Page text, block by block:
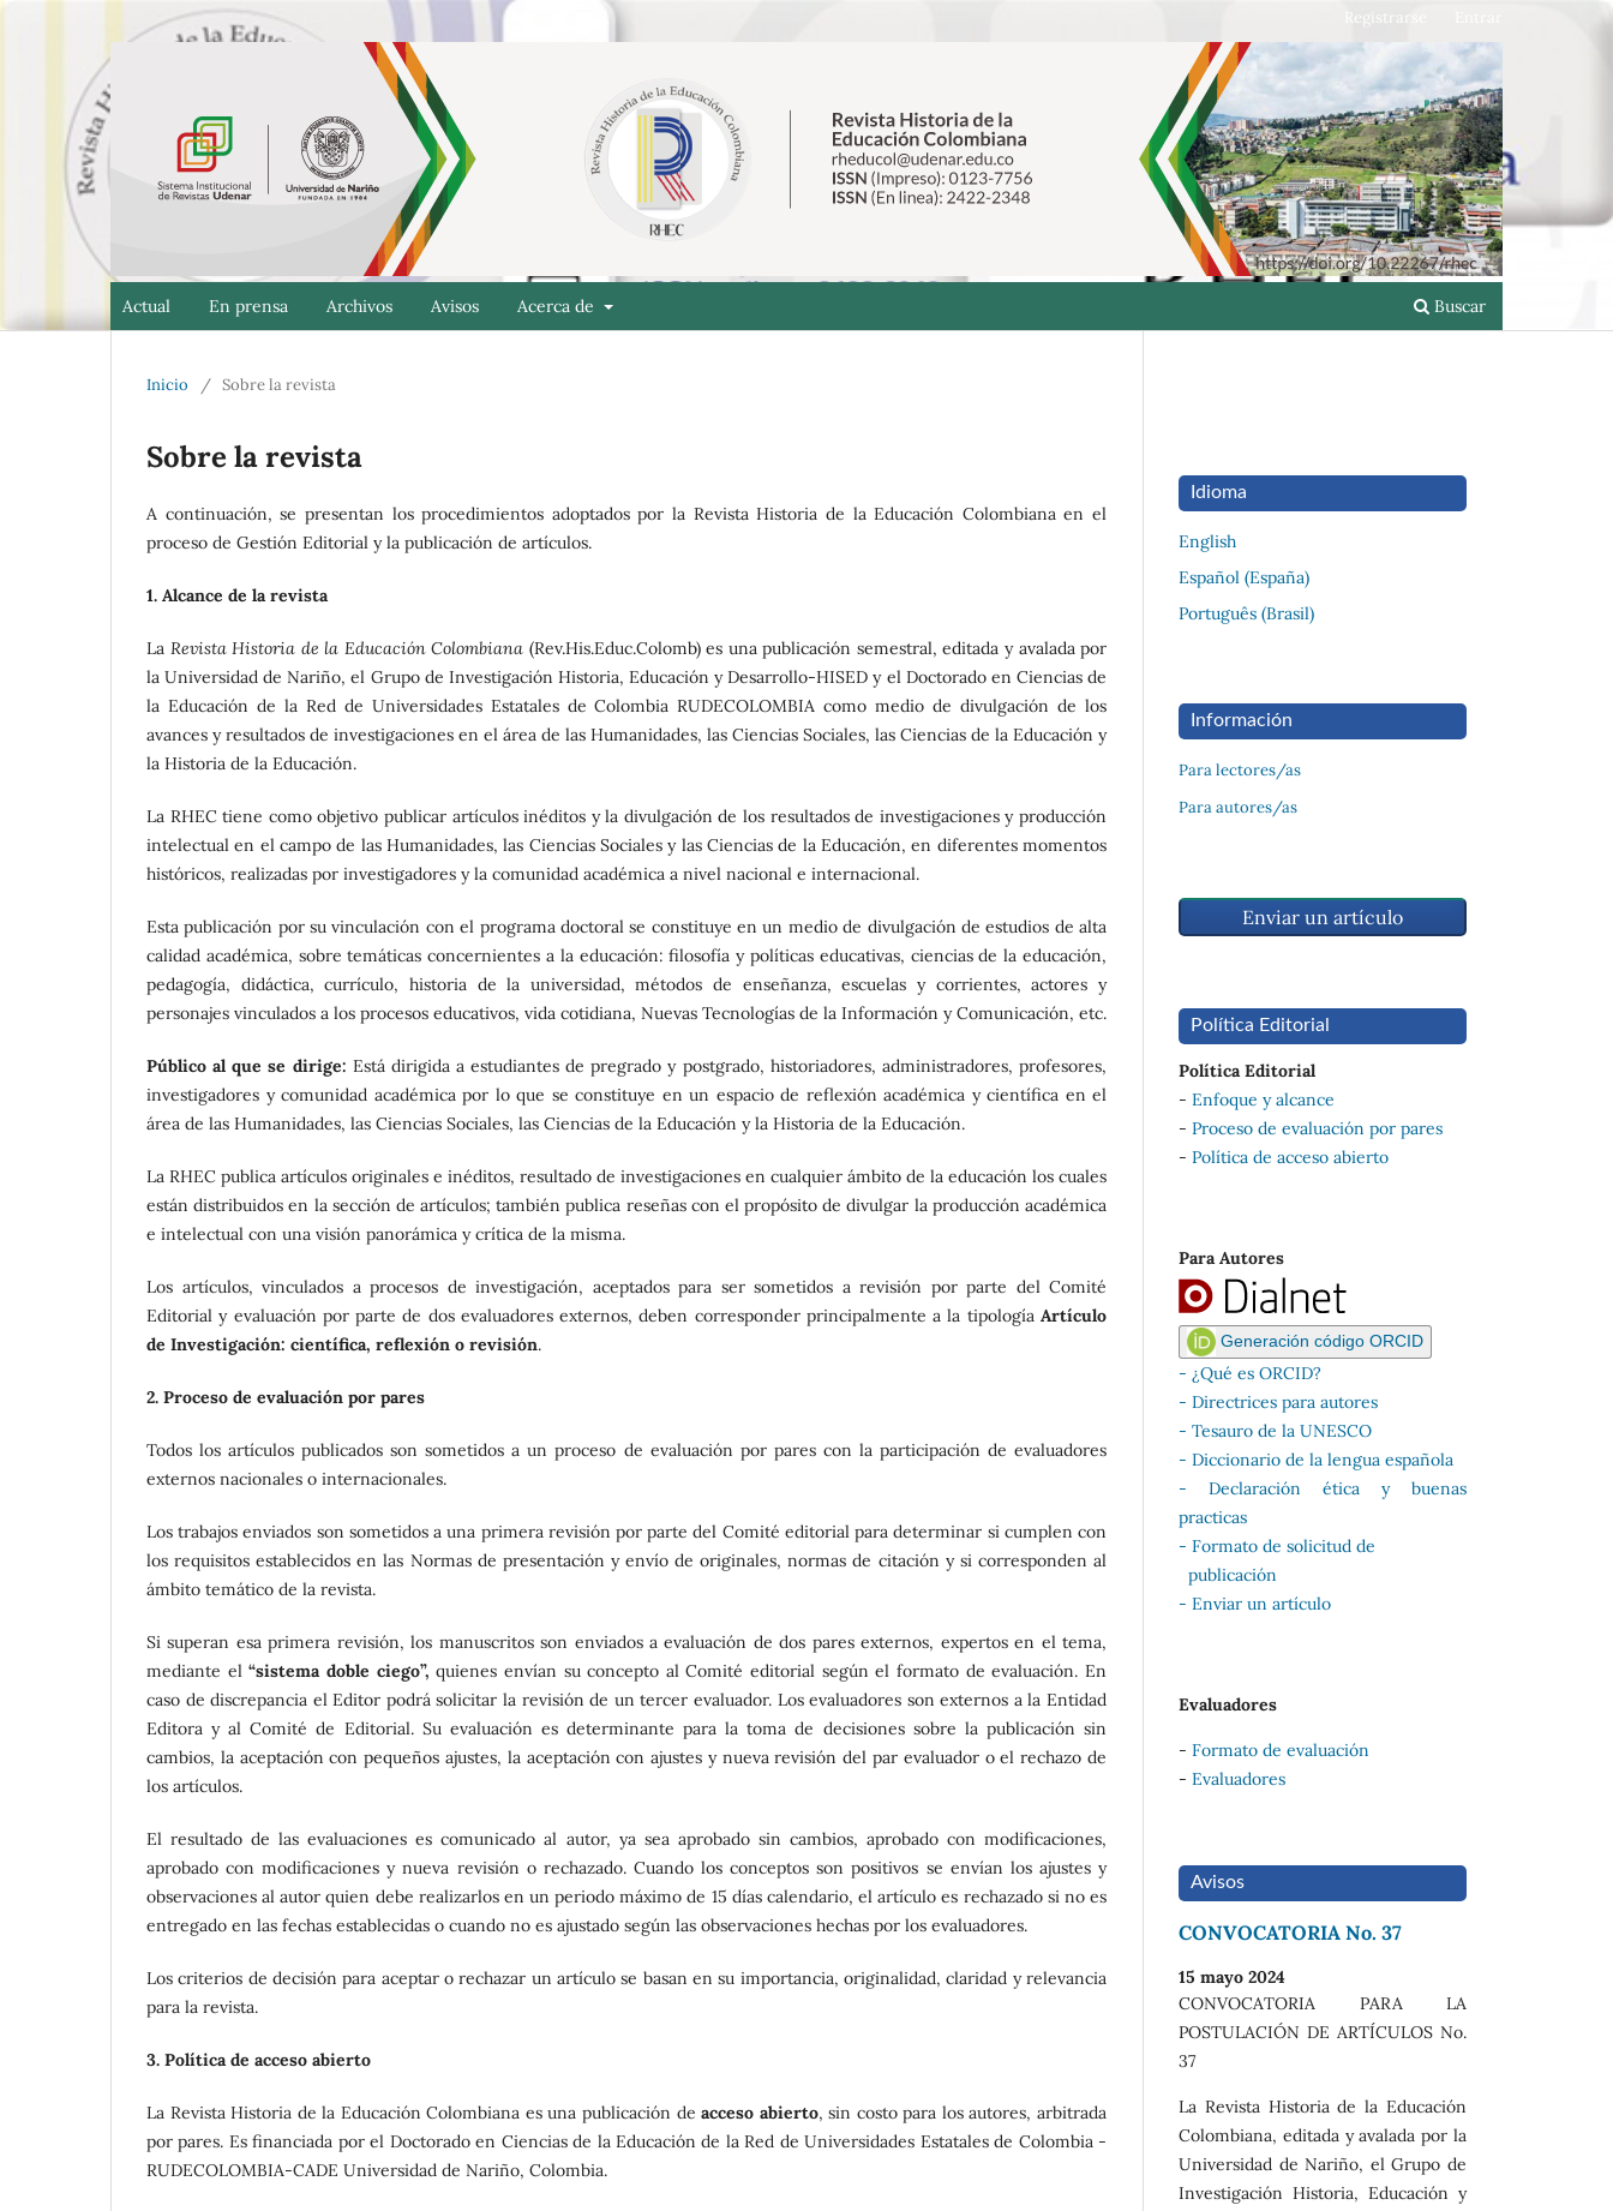
Actual En prensa Archivos Avisos Acerca de Buscar
Registrarse
Inicio / Sobre la revista
Sobre la revista
A continuación, se presentan los procedimientos adoptados por la Revista Historia de la Educación Colombiana en el
proceso de Gestión Editorial y la publicación de artículos.
1. Alcance de la revista
La Revista Historia de la Educación Colombiana (Rev.His.Educ.Colomb) es una publicación semestral, editada y avalada por
la Universidad de Nariño, el Grupo de Investigación Historia, Educación y Desarrollo-HISED y el Doctorado en Ciencias de
la Educación de la Red de Universidades Estatales de Colombia RUDECOLOMBIA como medio de divulgación de los
avances y resultados de investigaciones en el área de las Humanidades, las Ciencias Sociales, las Ciencias de la Educación y
la Historia de la Educación.
La RHEC tiene como objetivo publicar artículos inéditos y la divulgación de los resultados de investigaciones y producción
intelectual en el campo de las Humanidades, las Ciencias Sociales y las Ciencias de la Educación, en diferentes momentos
históricos, realizadas por investigadores y la comunidad académica a nivel nacional e internacional.
Esta publicación por su vinculación con el programa doctoral se constituye en un medio de divulgación de estudios de alta
calidad académica, sobre temáticas concernientes a la educación: filosofía y políticas educativas, ciencias de la educación,
pedagogía, didáctica, currículo, historia de la universidad, métodos de enseñanza, escuelas y corrientes, actores y
personajes vinculados a los procesos educativos, vida cotidiana, Nuevas Tecnologías de la Información y Comunicación, etc.
Público al que se dirige: Está dirigida a estudiantes de pregrado y postgrado, historiadores, administradores, profesores,
investigadores y comunidad académica por lo que se constituye en un espacio de reflexión académica y científica en el
área de las Humanidades, las Ciencias Sociales, las Ciencias de la Educación y la Historia de la Educación.
La RHEC publica artículos originales e inéditos, resultado de investigaciones en cualquier ámbito de la educación los cuales
están distribuidos en la sección de artículos; también publica reseñas con el propósito de divulgar la producción académica
e intelectual con una visión panorámica y crítica de la misma.
Los artículos, vinculados a procesos de investigación, aceptados para ser sometidos a revisión por parte del Comité
Editorial y evaluación por parte de dos evaluadores externos, deben corresponder principalmente a la tipología Artículo
de Investigación: científica, reflexión o revisión.
2. Proceso de evaluación por pares
Todos los artículos publicados son sometidos a un proceso de evaluación por pares con la participación de evaluadores
externos nacionales o internacionales.
Los trabajos enviados son sometidos a una primera revisión por parte del Comité editorial para determinar si cumplen con
los requisitos establecidos en las Normas de presentación y envío de originales, normas de citación y si corresponden al
ámbito temático de la revista.
Si superan esa primera revisión, los manuscritos son enviados a evaluación de dos pares externos, expertos en el tema,
mediante el“sistema doble ciego”, quienes envían su concepto al Comité editorial según el formato de evaluación. En
caso de discrepancia el Editor podrá solicitar la revisión de un tercer evaluador. Los evaluadores son externos a la Entidad
Editora y al Comité de Editorial. Su evaluación es determinante para la toma de decisiones sobre la publicación sin
cambios, la aceptación con pequeños ajustes, la aceptación con ajustes y nueva revisión del par evaluador o el rechazo de
los artículos.
El resultado de las evaluaciones es comunicado al autor, ya sea aprobado sin cambios, aprobado con modificaciones,
aprobado con modificaciones y nueva revisión o rechazado. Cuando los conceptos son positivos se envían los ajustes y
observaciones al autor quien debe realizarlos en un periodo máximo de 15 días calendario, el artículo es rechazado si no es
entregado en las fechas establecidas o cuando no es ajustado según las observaciones hechas por los evaluadores.
Los criterios de decisión para aceptar o rechazar un artículo se basan en su importancia, originalidad, claridad y relevancia
para la revista.
3. Política de acceso abierto
La Revista Historia de la Educación Colombiana es una publicación deacceso abierto, sin costo para los autores, arbitrada
por pares. Es financiada por el Doctorado en Ciencias de la Educación de la Red de Universidades Estatales de Colombia -
RUDECOLOMBIA-CADE Universidad de Nariño, Colombia.
Idioma
English
Español (España)
Português (Brasil)
Información
Para lectores/as
Para autores/as
Enviar un artículo
Política Editorial
Política Editorial
- Enfoque y alcance
- Proceso de evaluación por pares
- Política de acceso abierto
Para Autores
Generación código ORCID
- ¿Qué es ORCID?
- Directrices para autores
- Tesauro de la UNESCO
- Diccionario de la lengua española
- Declaración ética y buenas
practicas
- Formato de solicitud de
publicación
- Enviar un artículo
Evaluadores
- Formato de evaluación
- Evaluadores
Avisos
CONVOCATORIA No. 37
15 mayo 2024
CONVOCATORIA PARA LA
POSTULACIÓN DE ARTÍCULOS No.
37
La Revista Historia de la Educación
Colombiana, editada y avalada por la
Universidad de Nariño, el Grupo de
Investigación Historia, Educación y